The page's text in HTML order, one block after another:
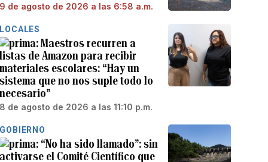
9 de agosto de 2026 a las 6:58 a.m.
LOCALES
Maestros recurren a
listas de Amazon para recibir
materiales escolares: “Hay un
sistema que no nos suple todo lo
necesario”
8 de agosto de 2026 a las 11:10 p.m.
GOBIERNO
“No ha sido llamado”: sin
activarse el Comité Científico que